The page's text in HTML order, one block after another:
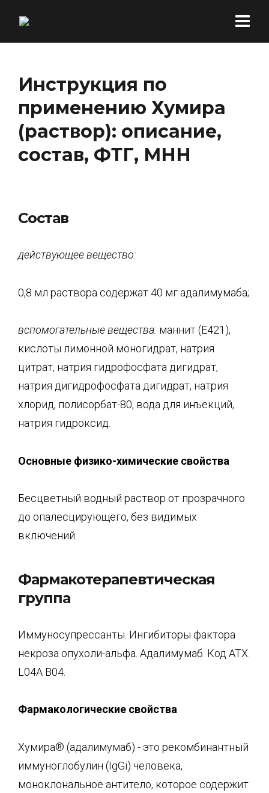
Инструкция по
применению Хумира
(раствор): описание,
состав, ФТГ, МНН
Состав
действующее вещество:
0,8 мл раствора содержат 40 мг адалимумаба;
вспомогательные вещества: маннит (Е421),
кислоты лимонной моногидрат, натрия
цитрат, натрия гидрофосфата дигидрат,
натрия дигидрофосфата дигидрат, натрия
хлорид, полисорбат-80, вода для инъекций,
натрия гидроксид.
Основные физико-химические свойства
Бесцветный водный раствор от прозрачного
до опалесцирующего, без видимых
включений.
Фармакотерапевтическая
группа
Иммуносупрессанты. Ингибиторы фактора
некроза опухоли-альфа. Адалимумаб. Код ATX.
L04A В04.
Фармакологические свойства
Хумира® (адалимумаб) - это рекомбинантный
иммуноглобулин (IgGi) человека,
моноклональное антитело, которое содержит